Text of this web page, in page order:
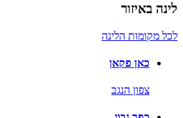
לינה באיזור
לכל מקומות הלינה
כאן פקאן
צפון הנגב